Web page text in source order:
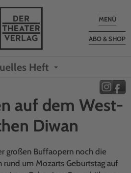
Toggle
MENÜ
ABO & SHOP
Heft
auf dem West-
Diwan
großen Buffaopern noch die
um Mozarts Geburtstag auf